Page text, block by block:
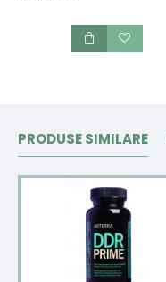
PRODUSE SIMILARE